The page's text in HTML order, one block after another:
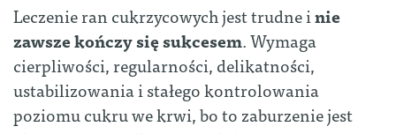
Leczenie ran cukrzycowych jest trudne inie
zawsze kończy się sukcesem. Wymaga
cierpliwości, regularności, delikatności,
ustabilizowania i stałego kontrolowania
poziomu cukru we krwi, bo to zaburzenie jest